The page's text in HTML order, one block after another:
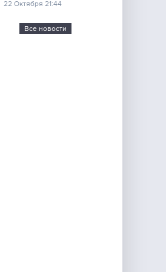
22 Октября 21:44
Все новости